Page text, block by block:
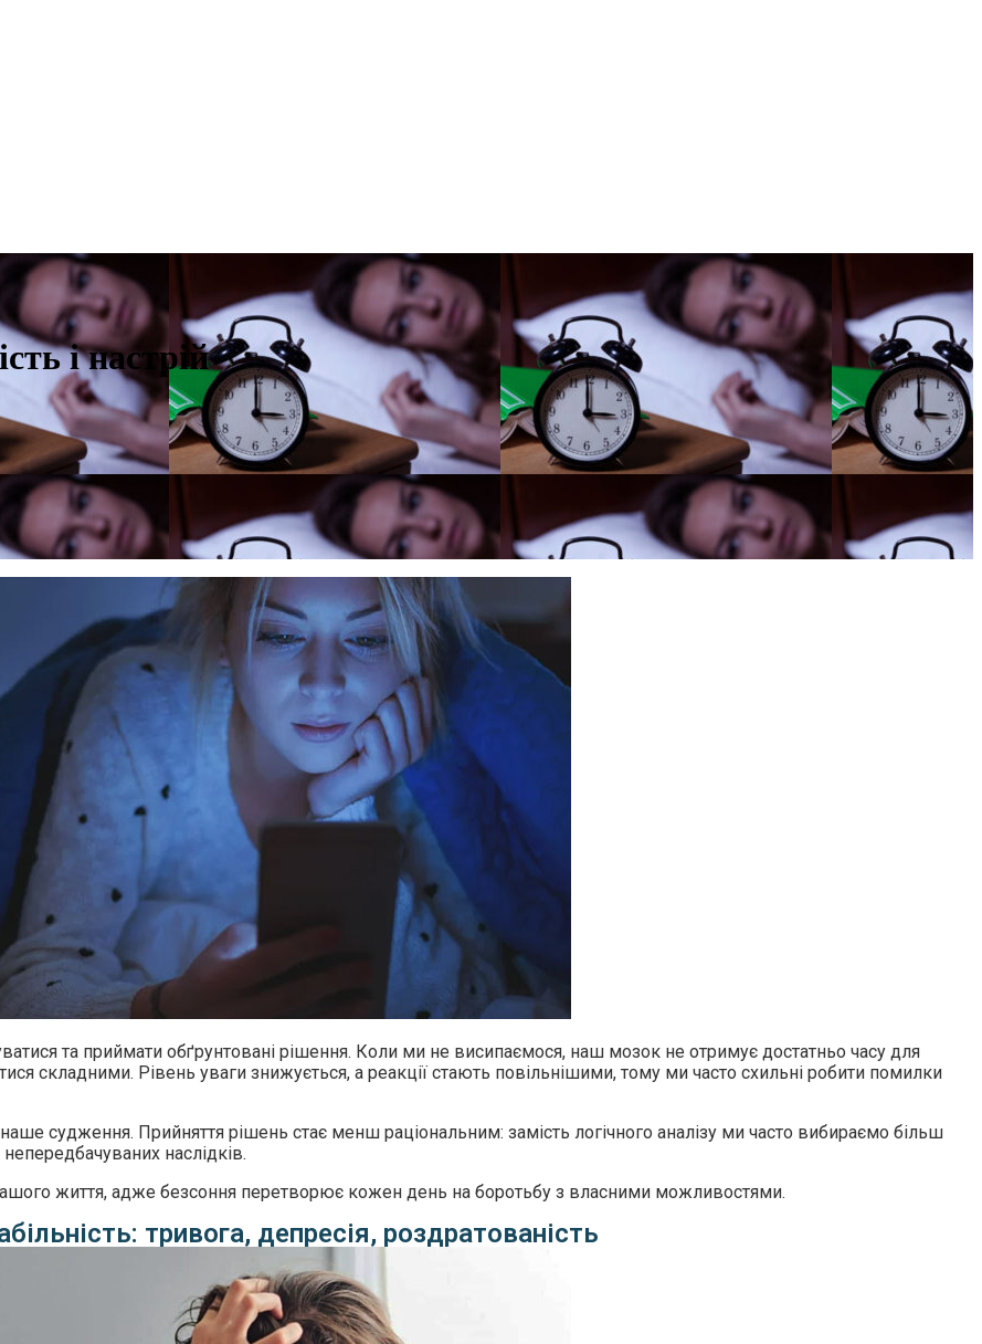
і настрій
та приймати обґрунтовані рішення. Коли ми не висипаємося, наш мозок не отримує достатньо часу для
складними. Рівень уваги знижується, а реакції стають повільнішими, тому ми часто схильні робити помилки
судження. Прийняття рішень стає менш раціональним: замість логічного аналізу ми часто вибираємо більш
наслідків.
життя, адже безсоння перетворює кожен день на боротьбу з власними можливостями.
тривога, депресія, роздратованість